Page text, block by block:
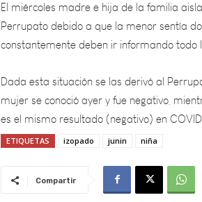
constantemente deben ir informando
Dada esta situación se las derivó al
mujer se conoció ayer y fue negativo,
es el mismo resultado (negativo) en
ETIQUETAS izopado junin niña
Compartir